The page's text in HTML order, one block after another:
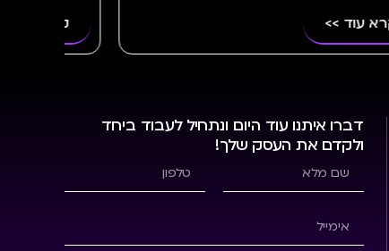
דברו איתנו עוד היום ונתחיל לעבוד ביחד
ולקדם את העסק שלך!